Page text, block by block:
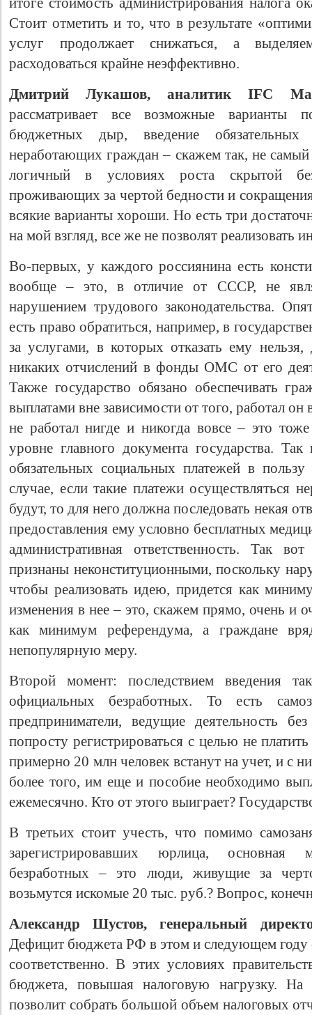
Стоит отметить и то, что в результате
услуг продолжает снижаться, а
расходоваться крайне неэффективно.
Дмитрий Лукашов, аналитик IFC
рассматривает все возможные варианты
бюджетных дыр, введение
неработающих граждан – скажем так, не
логичный в условиях роста скрытой
проживающих за чертой бедности и
всякие варианты хороши. Но есть три
на мой взгляд, все же не позволят реализовать
Во-первых, у каждого россиянина есть
вообще – это, в отличие от СССР, не
нарушением трудового законодательства.
есть право обратиться, например, в
за услугами, в которых отказать ему
никаких отчислений в фонды ОМС от его
Также государство обязано обеспечивать
выплатами вне зависимости от того, работал
не работал нигде и никогда вовсе – это
уровне главного документа государства.
обязательных социальных платежей в
случае, если такие платежи осуществляться
будут, то для него должна последовать некая
предоставления ему условно бесплатных
административная ответственность. Так
признаны неконституционными, поскольку
чтобы реализовать идею, придется как
изменения в нее – это, скажем прямо, очень и
как минимум референдума, а граждане
непопулярную меру.
Второй момент: последствием введения
официальных безработных. То есть
предприниматели, ведущие деятельность
попросту регистрироваться с целью не
примерно 20 млн человек встанут на учет, и с
более того, им еще и пособие необходимо
ежемесячно. Кто от этого выиграет?
В третьих стоит учесть, что помимо
зарегистрировавших юрлица, основная
безработных – это люди, живущие за
возьмутся искомые 20 тыс. руб.? Вопрос,
Александр Шустов, генеральный
Дефицит бюджета РФ в этом и следующем году
соответственно. В этих условиях
бюджета, повышая налоговую нагрузку. На
позволит собрать большой объем налоговых